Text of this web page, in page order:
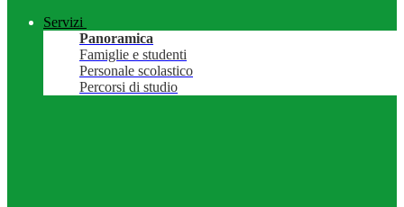
Servizi
Panoramica
Famiglie e studenti
Personale scolastico
Percorsi di studio